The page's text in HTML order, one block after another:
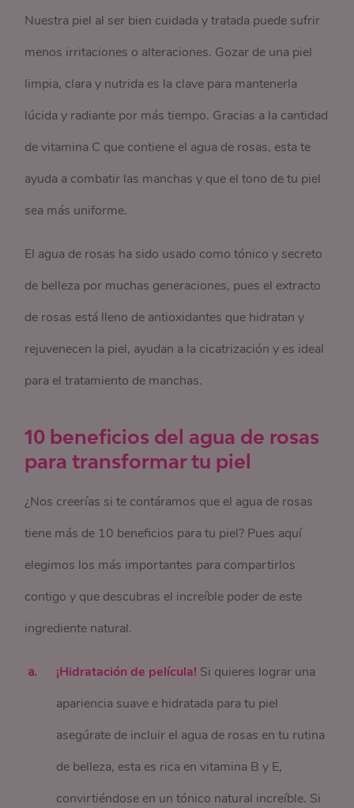
Nuestra piel al ser bien cuidada y tratada puede sufrir
menos irritaciones o alteraciones. Gozar de una piel
limpia, clara y nutrida es la clave para mantenerla
lúcida y radiante por más tiempo. Gracias a la cantidad
de vitamina C que contiene el agua de rosas, esta te
ayuda a combatir las manchas y que el tono de tu piel
sea más uniforme.
El agua de rosas ha sido usado como tónico y secreto
de belleza por muchas generaciones, pues el extracto
de rosas está lleno de antioxidantes que hidratan y
rejuvenecen la piel, ayudan a la cicatrización y es ideal
para el tratamiento de manchas.
10 beneficios del agua de rosas
para transformar tu piel
¿Nos creerías si te contáramos que el agua de rosas
tiene más de 10 beneficios para tu piel? Pues aquí
elegimos los más importantes para compartirlos
contigo y que descubras el increíble poder de este
ingrediente natural.
¡Hidratación de película! Si quieres lograr una
apariencia suave e hidratada para tu piel
asegúrate de incluir el agua de rosas en tu rutina
de belleza, esta es rica en vitamina B y E,
convirtiéndose en un tónico natural increíble. Si